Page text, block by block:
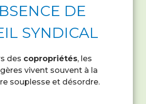
DE
SYNDICAL
des copropriétés, les
vivent souvent à la
souplesse et désordre.